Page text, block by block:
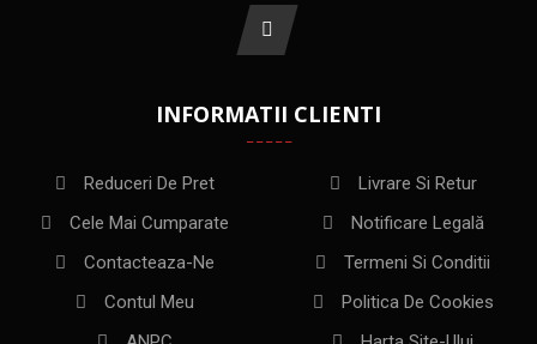
INFORMATII CLIENTI
Reduceri De Pret
Cele Mai Cumparate
Contacteaza-Ne
Contul Meu
Livrare Si Retur
Notificare Legală
Termeni Si Conditii
Politica De Cookies